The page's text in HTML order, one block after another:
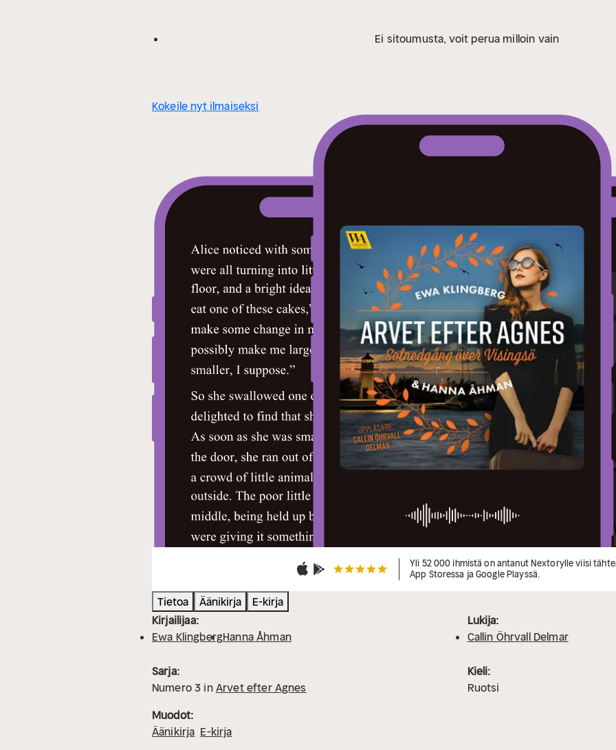
Ei sitoumusta, voit perua milloin vain
Kokeile nyt ilmaiseksi
Yli 52 000 ihmistä on antanut Nextorylle viisi
App Storessa ja Google Playssä.
Tietoa Äänikirja
E-kirja
Kirjailijaa:
Ewa KlingbergHanna Åhman
Lukija:
Callin Öhrvall Delmar
Sarja:
Numero3 in Arvet efter Agnes
Kieli:
Ruotsi
Muodot:
Äänikirja E-kirja